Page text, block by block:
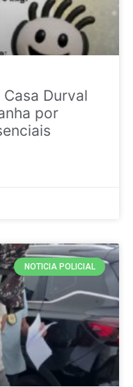
Durval
por
NOTICIA POLICIAL